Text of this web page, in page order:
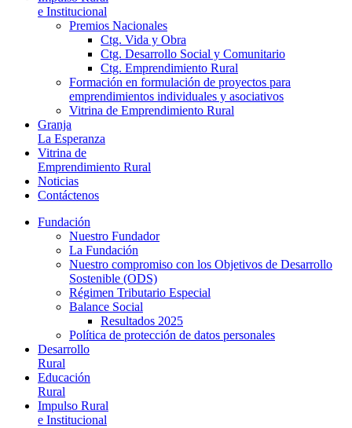
e Institucional
Premios Nacionales
Ctg. Vida y Obra
Ctg. Desarrollo Social y Comunitario
Ctg. Emprendimiento Rural
Formación en formulación de proyectos para
emprendimientos individuales y asociativos
Vitrina de Emprendimiento Rural
Granja
La Esperanza
Vitrina de
Emprendimiento Rural
Noticias
Contáctenos
Fundación
Nuestro Fundador
La Fundación
Nuestro compromiso con los Objetivos de Desarrollo
Sostenible (ODS)
Régimen Tributario Especial
Balance Social
Resultados 2025
Política de protección de datos personales
Desarrollo
Rural
Educación
Rural
Impulso Rural
e Institucional